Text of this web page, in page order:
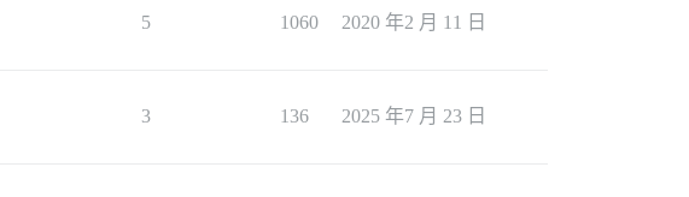
5 1060 2020 年2 月 11 日
3 136 2025 年7 月 23 日